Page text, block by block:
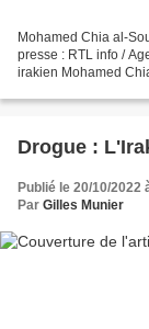
Mohamed Chia al-
presse : RTL info /
irakien Mohamed
Drogue :
Publié le 20/10/2022
Par Gilles Munier